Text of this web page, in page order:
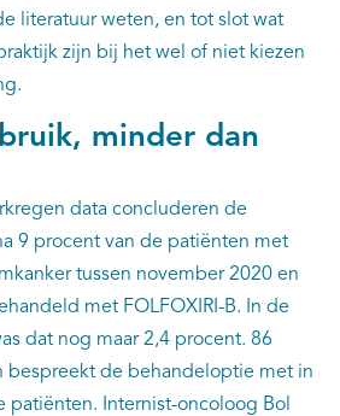
literatuur weten, en tot slot wat
zijn bij het wel of niet kiezen
minder dan
data concluderen de
9 procent van de patiënten met
tussen november 2020 en
met FOLFOXIRI-B. In de
dat nog maar 2,4 procent. 86
bespreekt de behandeloptie met in
patiënten. Internist-oncoloog Bol